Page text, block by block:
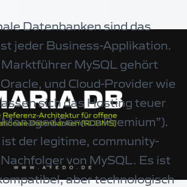
Datenbanken sind das
jeder Business-Applikation.
Marktführer MySQL gehört
und Cloud-Provider wie
sich das Hosting teuer
Service Premium”).
der legitime, community-
von MySQL. Es ist
aber technologisch